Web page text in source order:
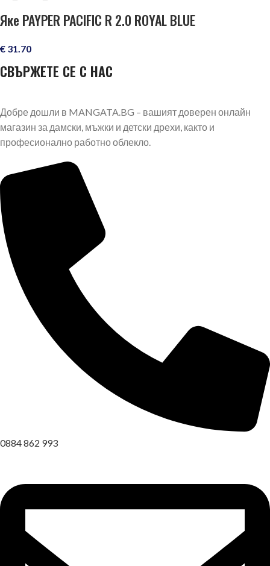
Яке PAYPER PACIFIC R 2.0 ROYAL BLUE
€ 31.70
СВЪРЖЕТЕ СЕ С НАС
Добре дошли в MANGATA.BG – вашият доверен онлайн
магазин за дамски, мъжки и детски дрехи, както и
професионално работно облекло.
0884 862 993